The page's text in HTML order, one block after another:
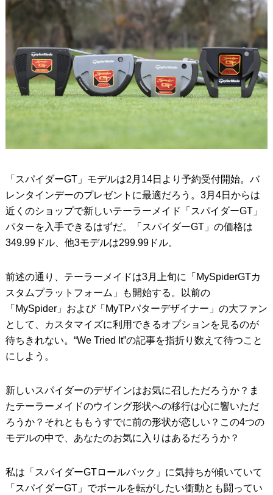
「スパイダーGT」モデルは2月14日より予約受付開始。バ
レンタインデーのプレゼントに最適だろう。3月4日からは
近くのショップで新しいテーラーメイド「スパイダーGT」
パターを入手できるはずだ。「スパイダーGT」の価格は
349.99ドル、他3モデルは299.99ドル。
前述の通り、テーラーメイドは3月上旬に「MySpiderGTカ
スタムプラットフォーム」も開始する。以前の
「MySpider」および「MyTPパターデザイナー」の大ファン
として、カスタマイズに利用できるオプションを見るのが
待ちきれない。“We Tried It”の記事を指折り数えて待つこと
にしよう。
新しいスパイダーのデザインはお気に召しただろうか？ま
たテーラーメイドのウイング形状への移行は心に響いただ
ろうか？それとももうすでに前の形状が恋しい？この4つの
モデルの中で、あなたのお気に入りはあるだろうか？
私は「スパイダーGTロールバック」に気持ちが傾いていて
「スパイダーGT」でボールを転がしたい衝動とも闘ってい